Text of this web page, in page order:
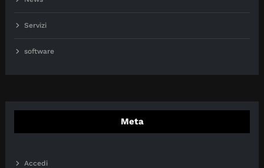
Servizi
software
Meta
Accedi